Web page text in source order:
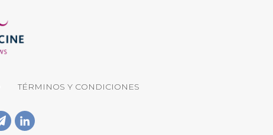
TÉRMINOS Y CONDICIONES